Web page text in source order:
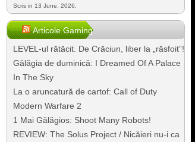
Scris in 13 June, 2026.
Articole Gaming
LEVEL-ul rătăcit. De Crăciun, liber la „răsfoit”!
Gălăgia de duminică: I Dreamed Of A Palace
In The Sky
La o aruncatură de cartof: Call of Duty
Modern Warfare 2
1 Mai Gălăgios: Shoot Many Robots!
REVIEW: The Solus Project / Nicăieri nu-i ca